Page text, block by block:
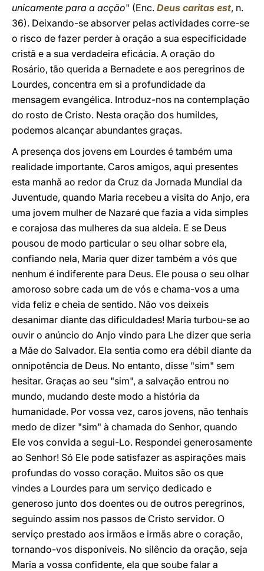
unicamente para a acção" (Enc. Deus caritas est, n.
36). Deixando-se absorver pelas actividades corre-se
o risco de fazer perder à oração a sua especificidade
cristã e a sua verdadeira eficácia. A oração do
Rosário, tão querida a Bernadete e aos peregrinos de
Lourdes, concentra em si a profundidade da
mensagem evangélica. Introduz-nos na contemplação
do rosto de Cristo. Nesta oração dos humildes,
podemos alcançar abundantes graças.
A presença dos jovens em Lourdes é também uma
realidade importante. Caros amigos, aqui presentes
esta manhã ao redor da Cruz da Jornada Mundial da
Juventude, quando Maria recebeu a visita do Anjo, era
uma jovem mulher de Nazaré que fazia a vida simples
e corajosa das mulheres da sua aldeia. E se Deus
pousou de modo particular o seu olhar sobre ela,
confiando nela, Maria quer dizer também a vós que
nenhum é indiferente para Deus. Ele pousa o seu olhar
amoroso sobre cada um de vós e chama-vos a uma
vida feliz e cheia de sentido. Não vos deixeis
desanimar diante das dificuldades! Maria turbou-se ao
ouvir o anúncio do Anjo vindo para Lhe dizer que seria
a Mãe do Salvador. Ela sentia como era débil diante da
onnipotência de Deus. No entanto, disse "sim" sem
hesitar. Graças ao seu "sim", a salvação entrou no
mundo, mudando deste modo a história da
humanidade. Por vossa vez, caros jovens, não tenhais
medo de dizer "sim" à chamada do Senhor, quando
Ele vos convida a segui-Lo. Respondei generosamente
ao Senhor! Só Ele pode satisfazer as aspirações mais
profundas do vosso coração. Muitos são os que
vindes a Lourdes para um serviço dedicado e
generoso junto dos doentes ou de outros peregrinos,
seguindo assim nos passos de Cristo servidor. O
serviço prestado aos irmãos e irmãs abre o coração,
tornando-vos disponíveis. No silêncio da oração, seja
Maria a vossa confidente, ela que soube falar a